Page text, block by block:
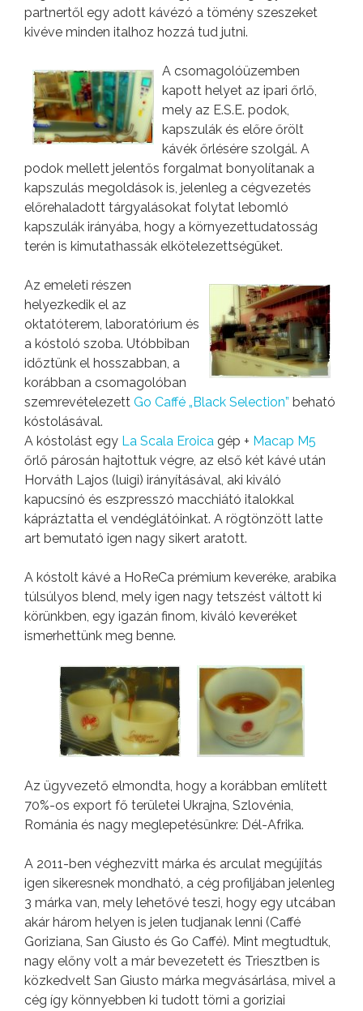
partnertől egy adott kávézó a tömény szeszeket
kivéve minden italhoz hozzá tud jutni.
A csomagolóüzemben
kapott helyet az ipari őrlő,
mely az E.S.E. podok,
kapszulák és előre őrölt
kávék őrlésére szolgál. A
podok mellett jelentős forgalmat bonyolítanak a
kapszulás megoldások is, jelenleg a cégvezetés
előrehaladott tárgyalásokat folytat lebomló
kapszulák irányába, hogy a környezettudatosság
terén is kimutathassák elkötelezettségüket.
Az emeleti részen
helyezkedik el az
oktatóterem, laboratórium és
a kóstoló szoba. Utóbbiban
időztünk el hosszabban, a
korábban a csomagolóban
szemrevételezett Go Caffé „Black Selection” beható
kóstolásával.
A kóstolást egy La Scala Eroica gép + Macap M5
őrlő párosán hajtottuk végre, az első két kávé után
Horváth Lajos (luigi) irányításával, aki kiváló
kapucsínó és eszpresszó macchiátó italokkal
kápráztatta el vendéglátóinkat. A rögtönzött latte
art bemutató igen nagy sikert aratott.
A kóstolt kávé a HoReCa prémium keveréke, arabika
túlsúlyos blend, mely igen nagy tetszést váltott ki
körünkben, egy igazán finom, kiváló keveréket
ismerhettünk meg benne.
Az ügyvezető elmondta, hogy a korábban említett
70%-os export fő területei Ukrajna, Szlovénia,
Románia és nagy meglepetésünkre: Dél-Afrika.
A 2011-ben véghezvitt márka és arculat megújítás
igen sikeresnek mondható, a cég profiljában jelenleg
3 márka van, mely lehetővé teszi, hogy egy utcában
akár három helyen is jelen tudjanak lenni (Caffé
Goriziana, San Giusto és Go Caffé). Mint megtudtuk,
nagy előny volt a már bevezetett és Triesztben is
közkedvelt San Giusto márka megvásárlása, mivel a
cég így könnyebben ki tudott törni a goriziai